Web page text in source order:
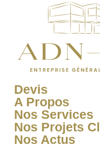
Devis
A Propos
Nos Services
Nos Projets
Nos Actus